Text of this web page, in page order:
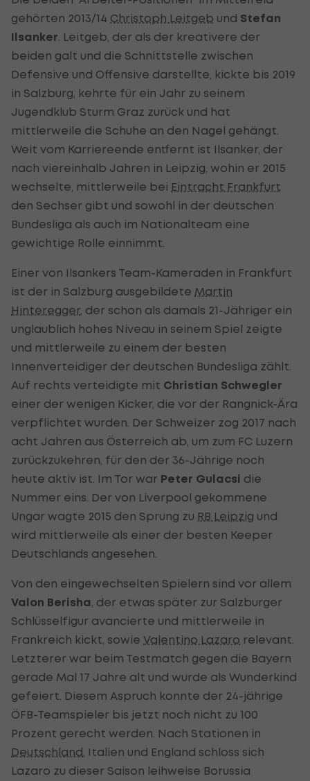
gehörten 2013/14 Christoph Leitgeb und Stefan
Ilsanker . Leitgeb, der als der kreativere der
beiden galt und die Schnittstelle zwischen
Defensive und Offensive darstellte, kickte bis 2019
in Salzburg, kehrte für ein Jahr zu seinem
Jugendklub Sturm Graz zurück und hat
mittlerweile die Schuhe an den Nagel gehängt.
Weit vom Karriereende entfernt ist Ilsanker, der
nach viereinhalb Jahren in Leipzig, wohin er 2015
wechselte, mittlerweile bei Eintracht Frankfurt
den Sechser gibt und sowohl in der deutschen
Bundesliga als auch im Nationalteam eine
gewichtige Rolle einnimmt.
Einer von Ilsankers Team-Kameraden in Frankfurt
ist der in Salzburg ausgebildete Martin
Hinteregger, der schon als damals 21-Jähriger ein
unglaublich hohes Niveau in seinem Spiel zeigte
und mittlerweile zu einem der besten
Innenverteidiger der deutschen Bundesliga zählt.
Auf rechts verteidigte mit Christian Schwegler
einer der wenigen Kicker, die vor der Rangnick-Ära
verpflichtet wurden. Der Schweizer zog 2017 nach
acht Jahren aus Österreich ab, um zum FC Luzern
zurückzukehren, für den der 36-Jährige noch
heute aktiv ist. Im Tor war Peter Gulacsi die
Nummer eins. Der von Liverpool gekommene
Ungar wagte 2015 den Sprung zu RB Leipzig und
wird mittlerweile als einer der besten Keeper
Deutschlands angesehen.
Von den eingewechselten Spielern sind vor allem
Valon Berisha , der etwas später zur Salzburger
Schlüsselfigur avancierte und mittlerweile in
Frankreich kickt, sowie Valentino Lazaro relevant.
Letzterer war beim Testmatch gegen die Bayern
gerade Mal 17 Jahre alt und wurde als Wunderkind
gefeiert. Diesem Aspruch konnte der 24-jährige
ÖFB-Teamspieler bis jetzt noch nicht zu 100
Prozent gerecht werden. Nach Stationen in
Deutschland , Italien und England schloss sich
Lazaro zu dieser Saison leihweise Borussia